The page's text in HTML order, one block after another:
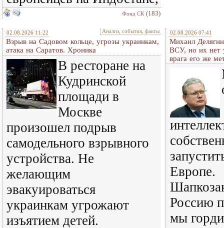
Фонд СК (183)
02.08.2026 11:22 Анализ, события, факты
Взрыв на Садовом кольце, угрозы украинкам,
атака на Саратов. Хроника
В ресторане на
Кудринской
площади в
Москве
произошел подрыв
самодельного взрывного
устройства. Не
желающим
эвакуироваться
украинкам угрожают
изъятием детей.
02.08.2026 07:41
Михаил
ВСУ, но их нет
врага его же
Европе.
Россию
мы